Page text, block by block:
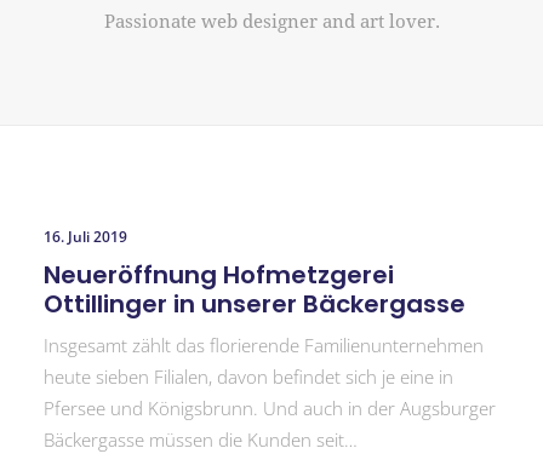
Passionate web designer and art lover.
16. Juli 2019
Neueröffnung Hofmetzgerei
Ottillinger in unserer Bäckergasse
Insgesamt zählt das florierende Familienunternehmen
heute sieben Filialen, davon befindet sich je eine in
Pfersee und Königsbrunn. Und auch in der Augsburger
Bäckergasse müssen die Kunden seit…